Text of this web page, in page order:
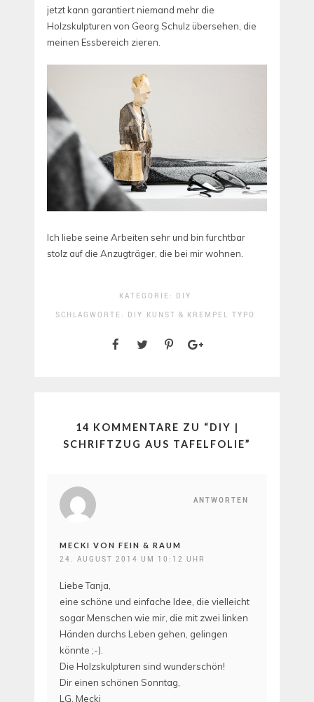
jetzt kann garantiert niemand mehr die
Holzskulpturen von Georg Schulz übersehen, die
meinen Essbereich zieren.
Ich liebe seine Arbeiten sehr und bin furchtbar
stolz auf die Anzugträger, die bei mir wohnen.
KATEGORIE: DIY
SCHLAGWORTE: DIY KUNST & KREMPEL TYPO
14 KOMMENTARE ZU “DIY |
SCHRIFTZUG AUS TAFELFOLIE”
ANTWORTEN
MECKI VON FEIN & RAUM
24. AUGUST 2014 UM 10:12 UHR
Liebe Tanja,
eine schöne und einfache Idee, die vielleicht
sogar Menschen wie mir, die mit zwei linken
Händen durchs Leben gehen, gelingen
könnte ;-).
Die Holzskulpturen sind wunderschön!
Dir einen schönen Sonntag,
LG, Mecki